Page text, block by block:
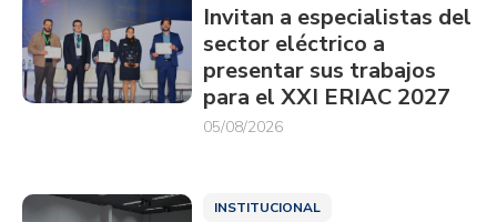
Invitan a especialistas del
sector eléctrico a
presentar sus trabajos
para el XXI ERIAC 2027
05/08/2026
INSTITUCIONAL